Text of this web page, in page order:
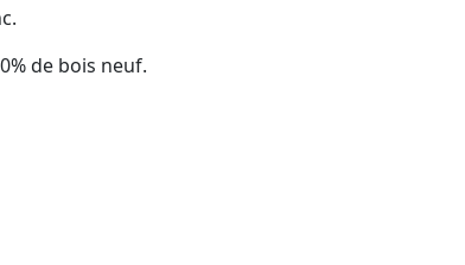
de bois neuf.